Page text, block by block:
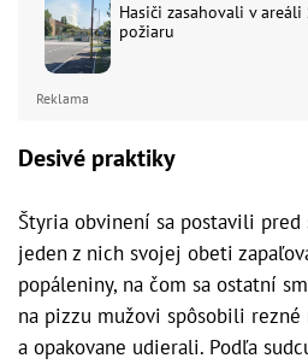
Hasiči zasahovali v
požiaru
Reklama
Desivé praktiky
Štyria obvinení sa postavili pred
jeden z nich svojej obeti
popáleniny, na čom sa ostatní
na pizzu mužovi spôsobili rezné
a opakovane udierali. Podľa